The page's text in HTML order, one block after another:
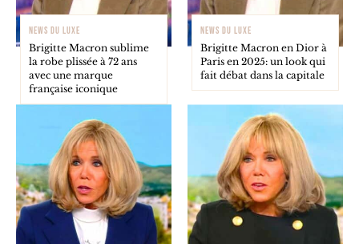
NEWS DU LUXE
Brigitte Macron sublime
la robe plissée à 72 ans
avec une marque
française iconique
NEWS DU LUXE
Brigitte Macron en Dior à
Paris en 2025: un look qui
fait débat dans la capitale